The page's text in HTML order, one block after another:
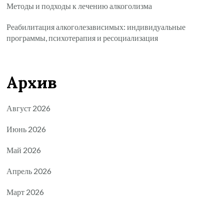
Методы и подходы к лечению алкоголизма
Реабилитация алкоголезависимых: индивидуальные
программы, психотерапия и ресоциализация
Архив
Август 2026
Июнь 2026
Май 2026
Апрель 2026
Март 2026